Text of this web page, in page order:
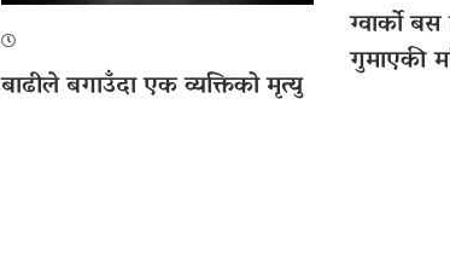
बाढीले बगाउँदा एक व्यक्तिको मृत्यु
ग्वार्को
गुमाएकी